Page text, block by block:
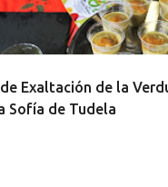
Exaltación de la
Sofía de Tudela